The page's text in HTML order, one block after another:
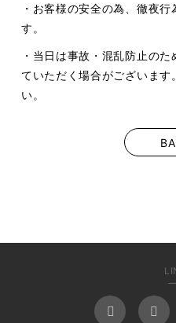
・お客様の安全の為、徹夜
す。
・当日は事故・混乱防止の
ていただく場合がございます
い。